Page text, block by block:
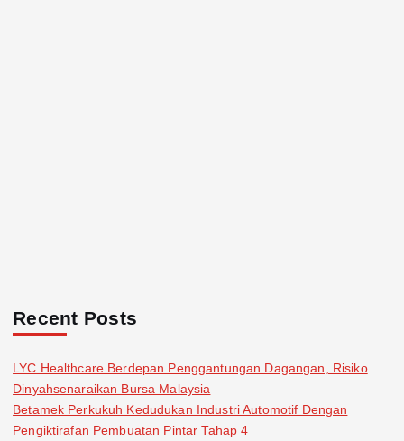
Recent Posts
LYC Healthcare Berdepan Penggantungan Dagangan, Risiko
Dinyahsenaraikan Bursa Malaysia
Betamek Perkukuh Kedudukan Industri Automotif Dengan
Pengiktirafan Pembuatan Pintar Tahap 4